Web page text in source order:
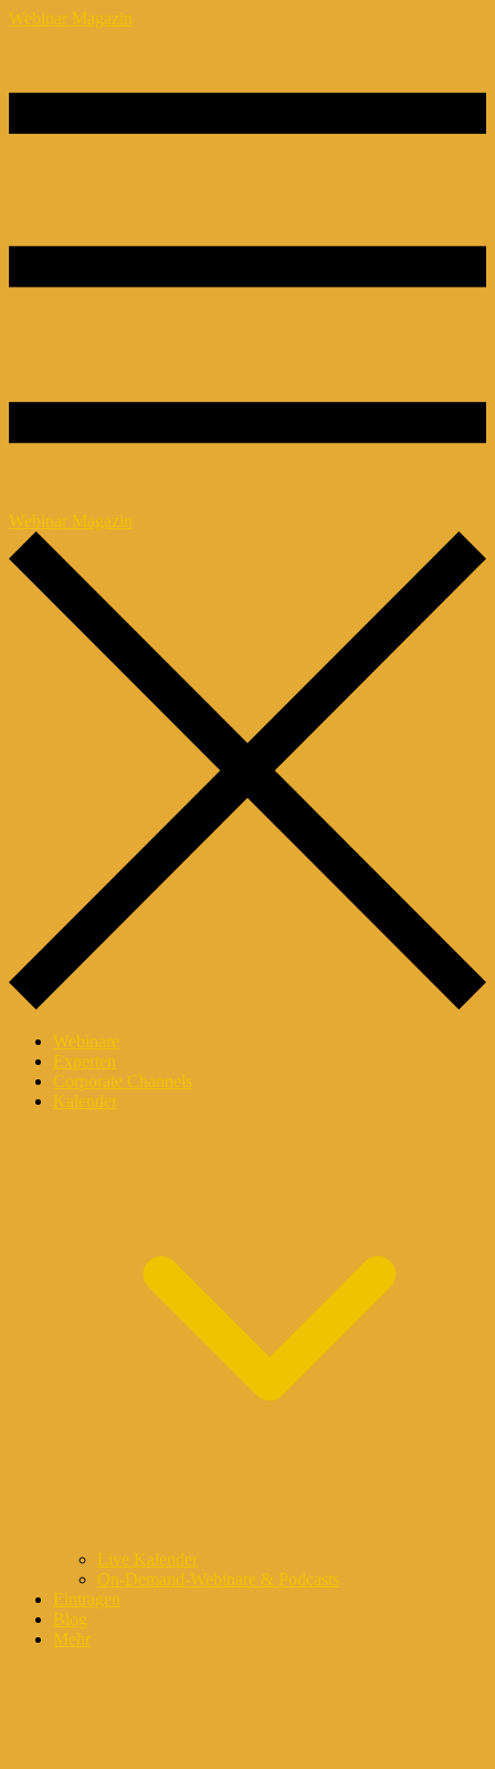
Webinar Magazin
Webinar Magazin
Webinare
Experten
Corporate Channels
Kalender
Live Kalender
On-Demand-Webinare & Podcasts
Eintragen
Blog
Mehr